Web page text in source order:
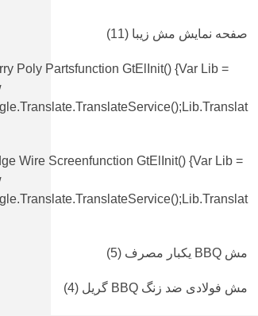
صفحه نمایش مش زیبا (11)
Poly Partsfunction GtElInit() {var Lib =
Wire Screenfunction GtElInit() {var Lib =
مش BBQ یکبار مصرف (5)
مش فولادی ضد زنگ BBQ گریل (4)